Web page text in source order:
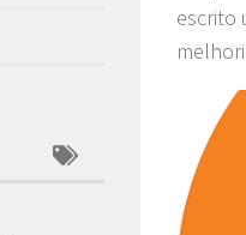
escrito